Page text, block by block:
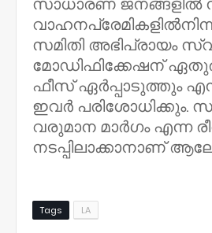
സമിതി അഭിപ്രായം
മോഡിഫിക്കേഷന്
ഫീസ് ഏർപ്പാടുത്തും
ഇവർ പരിശോധിക്കും.
വരുമാന മാർഗം എന്ന
നടപ്പിലാക്കാനാണ്
Tags LA